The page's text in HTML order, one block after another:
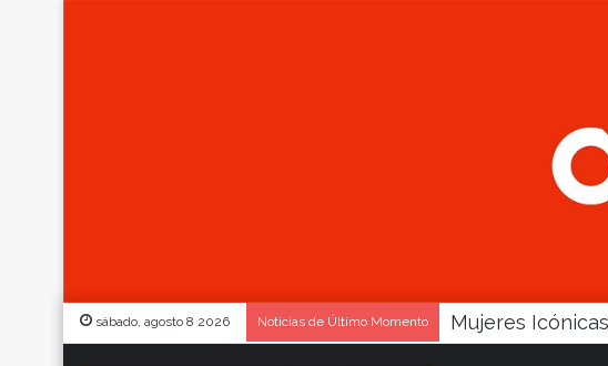
sábado, agosto 8 2026 Noticias de Último Momento